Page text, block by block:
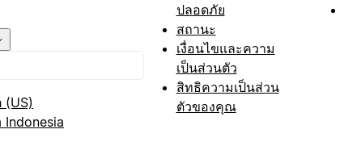
(US)
Indonesia
ปลอดภัย
สถานะ
เงื่อนไขและความ
เป็นส่วนตัว
สิทธิความเป็นส่วน
ตัวของคุณ